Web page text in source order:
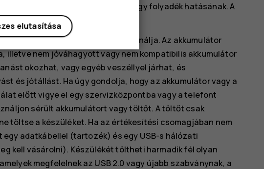
illetve ne tegye ki víz vagy folyadék hatásának. A
rendeltetésének megfelelően használja. Az akkumulátor
illetve nem jóváhagyott vagy nem kompatibilis akkumulátor
okozhat, vagy egyéb veszéllyel járhat, és
és jótállást. Ha úgy gondolja, hogy az akkumulátor vagy a
előtt vigye el egy szervizközpontba vagy a telefont
sérült akkumulátort vagy töltőt. A töltőt csak
töltse a készüléket. Ha az értékesítési csomagjában nem
adatkábellel (tartozék) és egy USB-s hálózati
kell vásárolni). Készülékét töltheti harmadik fél olyan
megfelelnek az USB 2.0 vagy újabb szabványnak, a
elutasítása